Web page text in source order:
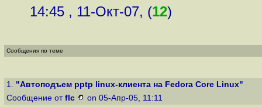
14:45 , 11-Окт-07, (12)
Сообщения по теме
1. "Автоподъем pptp linux-клиента на Fedora Core Linux"
Сообщение от flc on 05-Апр-05, 11:11